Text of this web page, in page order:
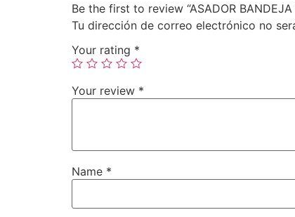
Be the first to review “ASADOR
Tu dirección de correo electrónico no
Your rating *
Your review *
Name *